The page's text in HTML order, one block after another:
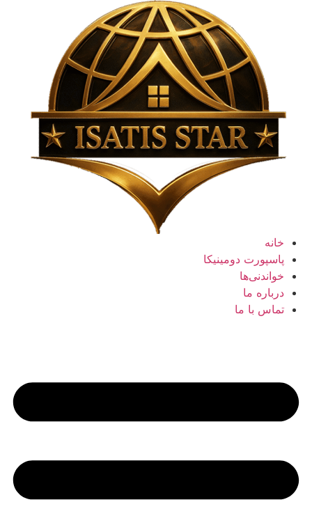
خانه
پاسپورت دومینیکا
خواندنی‌ها
درباره ما
تماس با ما